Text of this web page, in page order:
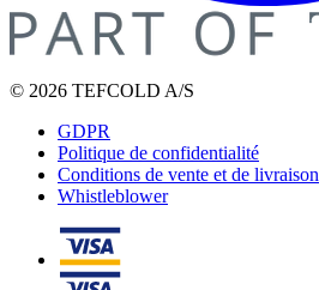
© 2026 TEFCOLD A/S
GDPR
Politique de confidentialité
Conditions de vente et de livraison
Whistleblower